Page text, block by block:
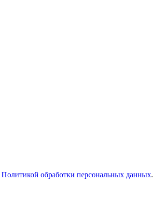
Политикой обработки персональных данных.